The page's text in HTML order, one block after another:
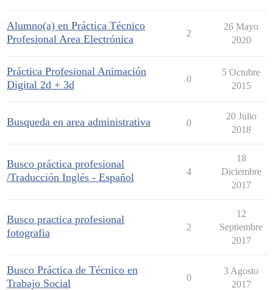
Alumno(a) en Práctica Técnico
Profesional Area Electrónica
2
26 Mayo
2020
Práctica Profesional Animación
Digital 2d + 3d
0
5 Octubre
2015
Busqueda en area administrativa 0
20 Julio
2018
Busco práctica profesional
/Traducción Inglés - Español
4
18
Diciembre
2017
Busco practica profesional
fotografia
2
12
Septiembre
2017
Busco Práctica de Técnico en
Trabajo Social
0
3 Agosto
2017